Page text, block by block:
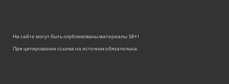
На сайте могут быть опубликованы материалы 18+!
При цитировании ссылка на источник обязательна.